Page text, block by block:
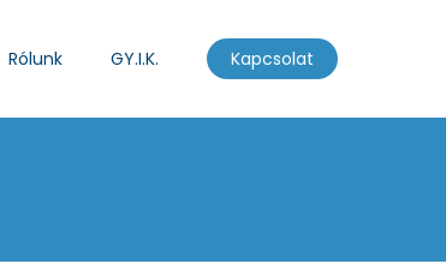
Rólunk GY.I.K. Kapcsolat